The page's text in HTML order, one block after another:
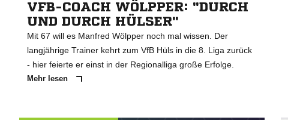
VFB-COACH WÖLPPER: "DURCH
UND DURCH HÜLSER"
Mit 67 will es Manfred Wölpper noch mal wissen. Der
langjährige Trainer kehrt zum VfB Hüls in die 8. Liga zurück
- hier feierte er einst in der Regionalliga große Erfolge.
Mehr lesen